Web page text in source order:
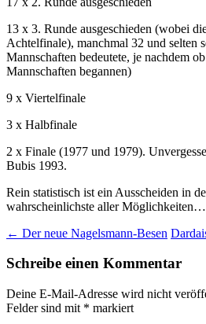
13 x 3. Runde ausgeschieden (wobei
Achtelfinale), manchmal 32 und selten
Mannschaften bedeutete, je nachdem
Mannschaften begannen)
9 x Viertelfinale
3 x Halbfinale
2 x Finale (1977 und 1979).
Bubis 1993.
Rein statistisch ist ein Ausscheiden in
wahrscheinlichste aller Möglichkeiten…
Beitragsnavigation
← Der neue Nagelsmann-Besen
Schreibe einen Kommentar
Deine E-Mail-Adresse wird nicht
Felder sind mit * markiert